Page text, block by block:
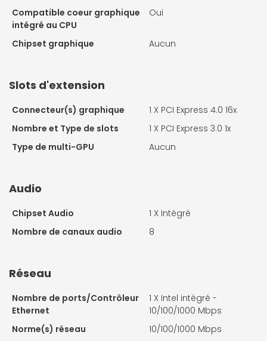
Compatible coeur graphique
intégré au CPU
Oui
Chipset graphique Aucun
Slots d'extension
Connecteur(s) graphique 1 X PCI Express 4.0 16x
Nombre et Type de slots
1 X PCI Express 3.0 1x
Type de multi-GPU
Aucun
Audio
Chipset Audio 1 X Intégré
Nombre de canaux audio
8
Réseau
Nombre de ports/Contrôleur
Ethernet
1 X Intel intégré -
10/100/1000 Mbps
Norme(s) réseau
10/100/1000 Mbps